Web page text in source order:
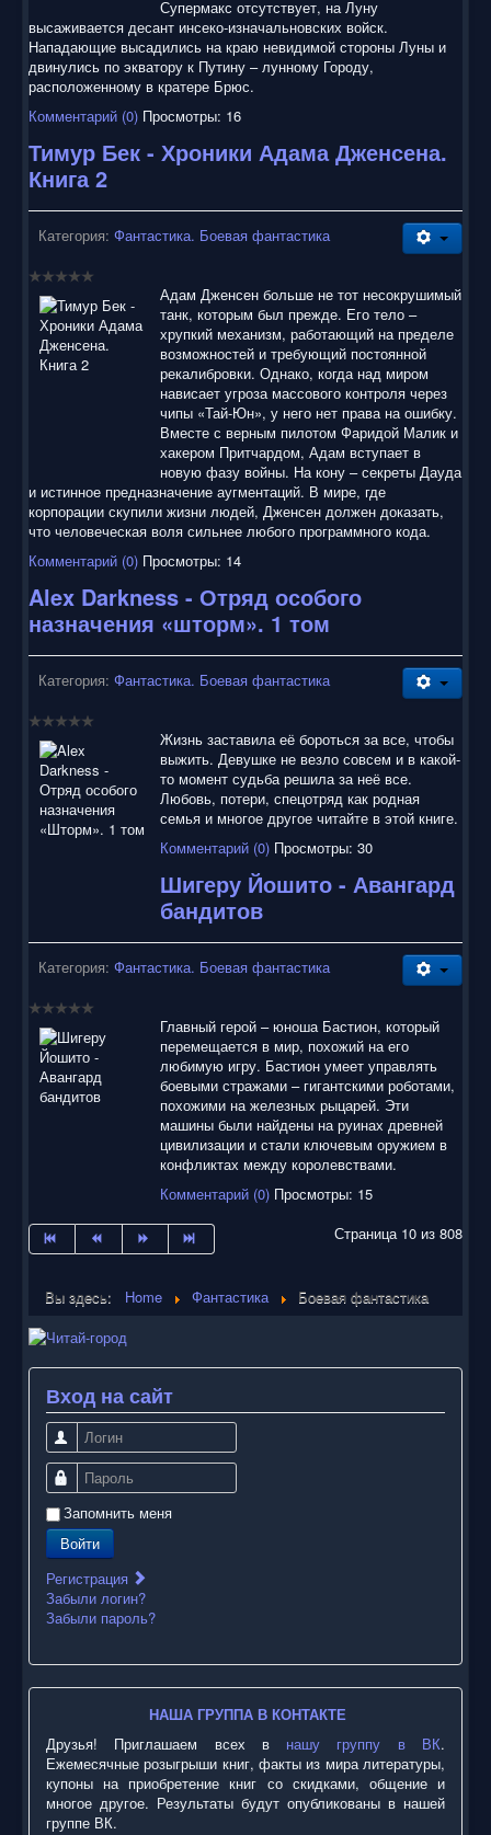
Супермакс отсутствует, на Луну
высаживается десант инсеко-изначальновских войск.
Нападающие высадились на краю невидимой стороны Луны и
двинулись по экватору к Путину – лунному Городу,
расположенному в кратере Брюс.
Комментарий (0) Просмотры: 16
Тимур Бек - Хроники Адама Дженсена.
Книга 2
Категория: Фантастика. Боевая фантастика
Адам Дженсен больше не тот несокрушимый
танк, которым был прежде. Его тело –
хрупкий механизм, работающий на пределе
возможностей и требующий постоянной
рекалибровки. Однако, когда над миром
нависает угроза массового контроля через
чипы «Тай-Юн», у него нет права на ошибку.
Вместе с верным пилотом Фаридой Малик и
хакером Притчардом, Адам вступает в
новую фазу войны. На кону – секреты Дауда
и истинное предназначение аугментаций. В мире, где
корпорации скупили жизни людей, Дженсен должен доказать,
что человеческая воля сильнее любого программного кода.
Комментарий (0) Просмотры: 14
Alex Darkness - Отряд особого
назначения «шторм». 1 том
Категория: Фантастика. Боевая фантастика
Жизнь заставила её бороться за все, чтобы
выжить. Девушке не везло совсем и в какой-
то момент судьба решила за неё все.
Любовь, потери, спецотряд как родная
семья и многое другое читайте в этой книге.
Комментарий (0) Просмотры: 30
Шигеру Йошито - Авангард
бандитов
Категория: Фантастика. Боевая фантастика
Главный герой – юноша Бастион, который
перемещается в мир, похожий на его
любимую игру. Бастион умеет управлять
боевыми стражами – гигантскими роботами,
похожими на железных рыцарей. Эти
машины были найдены на руинах древней
цивилизации и стали ключевым оружием в
конфликтах между королевствами.
Комментарий (0) Просмотры: 15
Страница 10 из 808
Вы здесь: Home Фантастика Боевая фантастика
Вход на сайт
Логин
Пароль
Запомнить меня
Войти
Регистрация
Забыли логин?
Забыли пароль?
НАША ГРУППА В КОНТАКТЕ
Друзья! Приглашаем всех в нашу группу в ВК.
Ежемесячные розыгрыши книг, факты из мира литературы,
купоны на приобретение книг со скидками, общение и
многое другое. Результаты будут опубликованы в нашей
группе ВК.